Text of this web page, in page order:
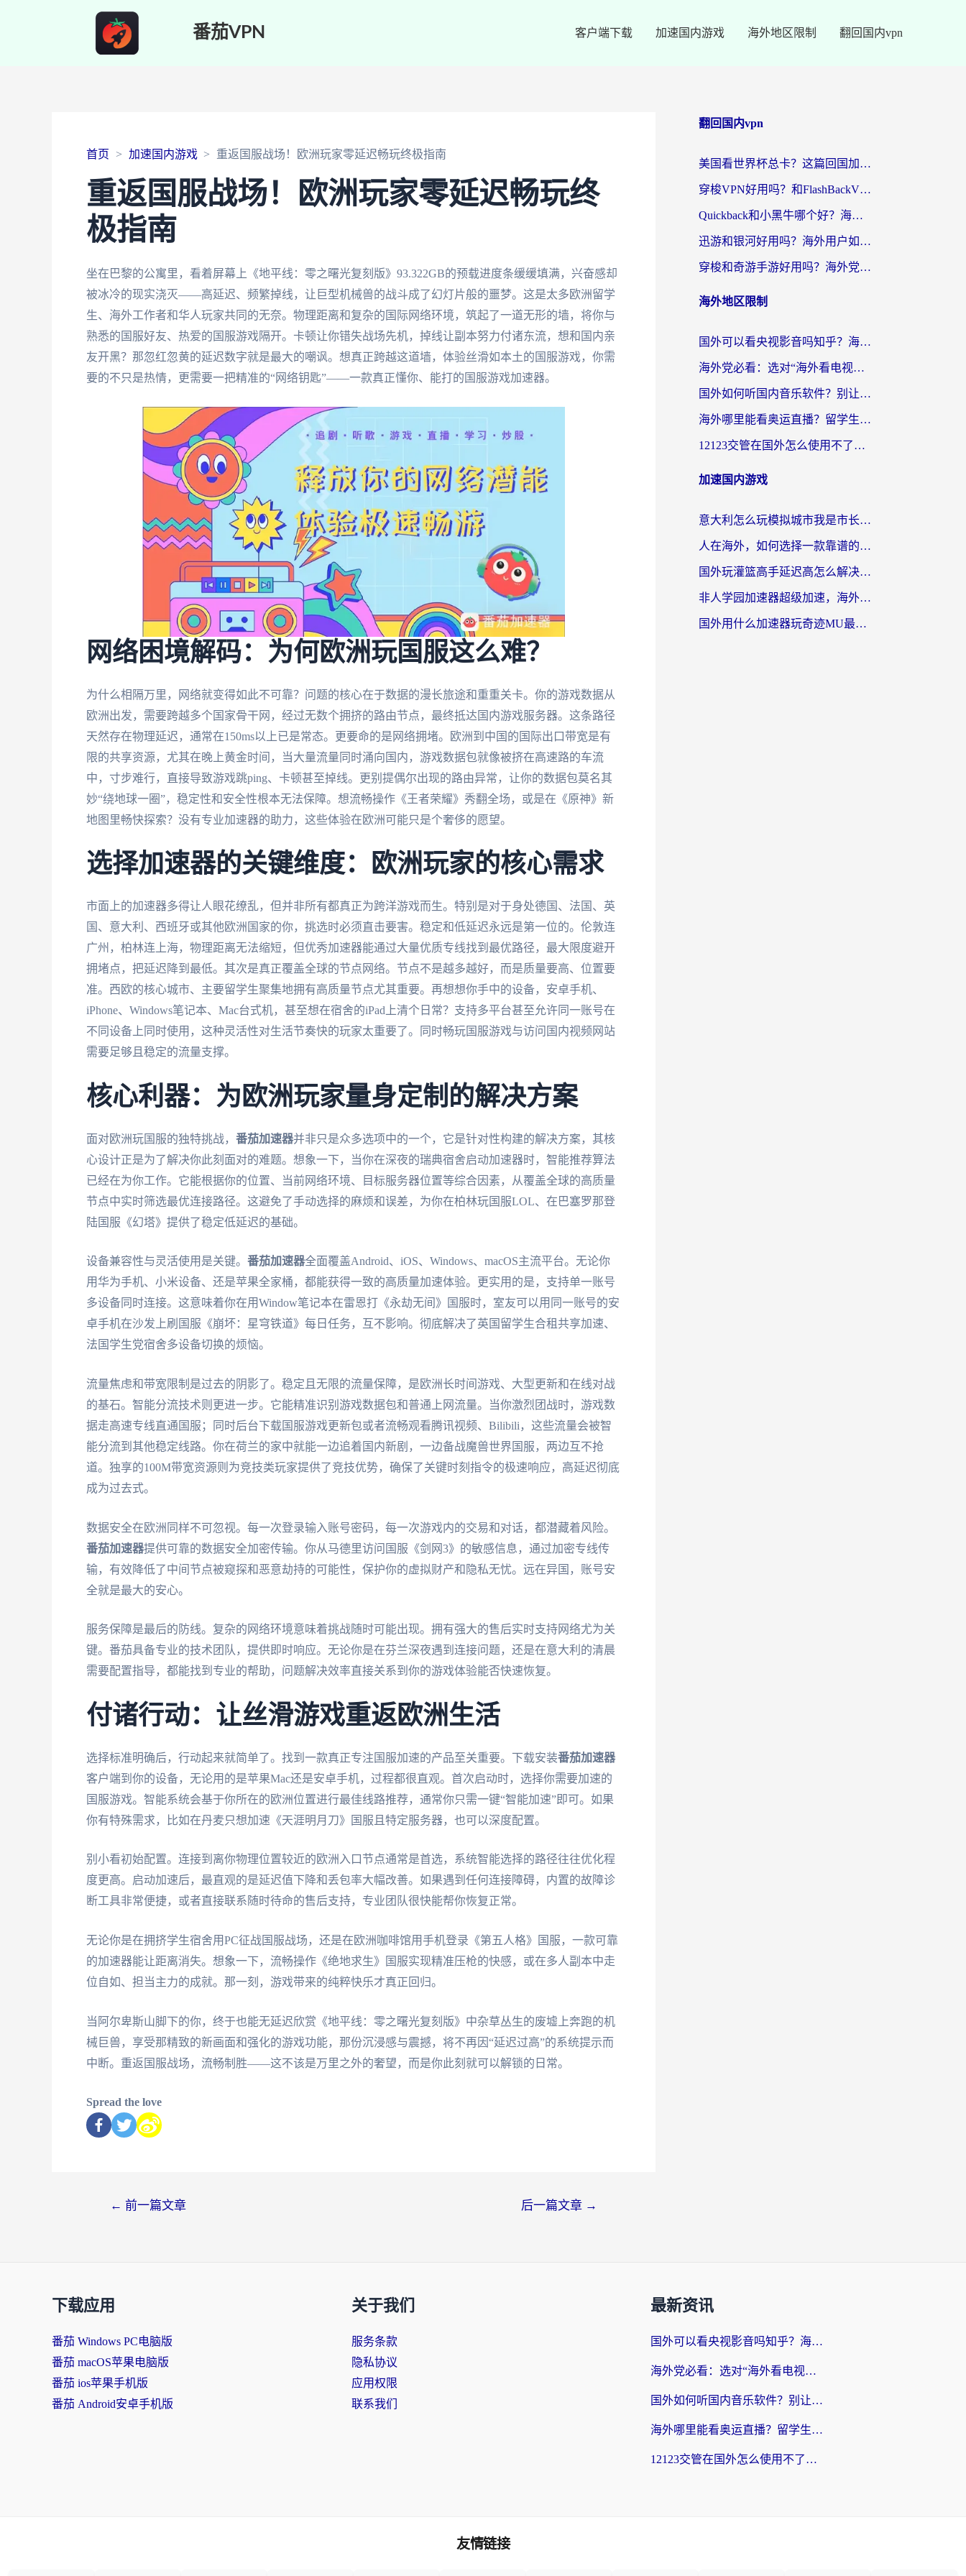
番茄VPN 客户端下载 加速国内游戏 海外地区限制 翻回国内vpn
首页 加速国内游戏 重返国服战场！欧洲玩家零延迟畅玩终极指南
重返国服战场！欧洲玩家零延迟畅玩终
极指南
坐在巴黎的公寓里，看着屏幕上《地平线：零之曙光复刻版》93.322GB的预载进度条缓缓填满，兴奋感却
被冰冷的现实浇灭——高延迟、频繁掉线，让巨型机械兽的战斗成了幻灯片般的噩梦。这是太多欧洲留学
生、海外工作者和华人玩家共同的无奈。物理距离和复杂的国际网络环境，筑起了一道无形的墙，将你与
熟悉的国服好友、热爱的国服游戏隔开。卡顿让你错失战场先机，掉线让副本努力付诸东流，想和国内亲
友开黑？那忽红忽黄的延迟数字就是最大的嘲讽。想真正跨越这道墙，体验丝滑如本土的国服游戏，你需
要的不只是热情，更需要一把精准的“网络钥匙”——一款真正懂你、能打的国服游戏加速器。
网络困境解码：为何欧洲玩国服这么难？
为什么相隔万里，网络就变得如此不可靠？问题的核心在于数据的漫长旅途和重重关卡。你的游戏数据从
欧洲出发，需要跨越多个国家骨干网，经过无数个拥挤的路由节点，最终抵达国内游戏服务器。这条路径
天然存在物理延迟，通常在150ms以上已是常态。更要命的是网络拥堵。欧洲到中国的国际出口带宽是有
限的共享资源，尤其在晚上黄金时间，当大量流量同时涌向国内，游戏数据包就像被挤在高速路的车流
中，寸步难行，直接导致游戏跳ping、卡顿甚至掉线。更别提偶尔出现的路由异常，让你的数据包莫名其
妙“绕地球一圈”，稳定性和安全性根本无法保障。想流畅操作《王者荣耀》秀翻全场，或是在《原神》新
地图里畅快探索？没有专业加速器的助力，这些体验在欧洲可能只是个奢侈的愿望。
选择加速器的关键维度：欧洲玩家的核心需求
市面上的加速器多得让人眼花缭乱，但并非所有都真正为跨洋游戏而生。特别是对于身处德国、法国、英
国、意大利、西班牙或其他欧洲国家的你，挑选时必须直击要害。稳定和低延迟永远是第一位的。伦敦连
广州，柏林连上海，物理距离无法缩短，但优秀加速器能通过大量优质专线找到最优路径，最大限度避开
拥堵点，把延迟降到最低。其次是真正覆盖全球的节点网络。节点不是越多越好，而是质量要高、位置要
准。西欧的核心城市、主要留学生聚集地拥有高质量节点尤其重要。再想想你手中的设备，安卓手机、
iPhone、Windows笔记本、Mac台式机，甚至想在宿舍的iPad上清个日常？支持多平台甚至允许同一账号在
不同设备上同时使用，这种灵活性对生活节奏快的玩家太重要了。同时畅玩国服游戏与访问国内视频网站
需要足够且稳定的流量支撑。
核心利器：为欧洲玩家量身定制的解决方案
面对欧洲玩国服的独特挑战， 番茄加速器并非只是众多选项中的一个，它是针对性构建的解决方案，其核
心设计正是为了解决你此刻面对的难题。想象一下，当你在深夜的瑞典宿舍启动加速器时，智能推荐算法
已经在为你工作。它能根据你的位置、当前网络环境、目标服务器位置等综合因素，从覆盖全球的高质量
节点中实时筛选最优连接路径。这避免了手动选择的麻烦和误差，为你在柏林玩国服LOL、在巴塞罗那登
陆国服《幻塔》提供了稳定低延迟的基础。
设备兼容性与灵活使用是关键。 番茄加速器全面覆盖Android、iOS、Windows、macOS主流平台。无论你
用华为手机、小米设备、还是苹果全家桶，都能获得一致的高质量加速体验。更实用的是，支持单一账号
多设备同时连接。这意味着你在用Window笔记本在雷恩打《永劫无间》国服时，室友可以用同一账号的安
卓手机在沙发上刷国服《崩坏：星穹铁道》每日任务，互不影响。彻底解决了英国留学生合租共享加速、
法国学生党宿舍多设备切换的烦恼。
流量焦虑和带宽限制是过去的阴影了。稳定且无限的流量保障，是欧洲长时间游戏、大型更新和在线对战
的基石。智能分流技术则更进一步。它能精准识别游戏数据包和普通上网流量。当你激烈团战时，游戏数
据走高速专线直通国服；同时后台下载国服游戏更新包或者流畅观看腾讯视频、Bilibili，这些流量会被智
能分流到其他稳定线路。你在荷兰的家中就能一边追着国内新剧，一边备战魔兽世界国服，两边互不抢
道。独享的100M带宽资源则为竞技类玩家提供了竞技优势，确保了关键时刻指令的极速响应，高延迟彻底
成为过去式。
数据安全在欧洲同样不可忽视。每一次登录输入账号密码，每一次游戏内的交易和对话，都潜藏着风险。
番茄加速器提供可靠的数据安全加密传输。你从马德里访问国服《剑网3》的敏感信息，通过加密专线传
输，有效降低了中间节点被窥探和恶意劫持的可能性，保护你的虚拟财产和隐私无忧。远在异国，账号安
全就是最大的安心。
服务保障是最后的防线。复杂的网络环境意味着挑战随时可能出现。拥有强大的售后实时支持网络尤为关
键。番茄具备专业的技术团队，提供即时响应。无论你是在芬兰深夜遇到连接问题，还是在意大利的清晨
需要配置指导，都能找到专业的帮助，问题解决效率直接关系到你的游戏体验能否快速恢复。
付诸行动：让丝滑游戏重返欧洲生活
选择标准明确后，行动起来就简单了。找到一款真正专注国服加速的产品至关重要。下载安装番茄加速器
客户端到你的设备，无论用的是苹果Mac还是安卓手机，过程都很直观。首次启动时，选择你需要加速的
国服游戏。智能系统会基于你所在的欧洲位置进行最佳线路推荐，通常你只需一键“智能加速”即可。如果
你有特殊需求，比如在丹麦只想加速《天涯明月刀》国服且特定服务器，也可以深度配置。
别小看初始配置。连接到离你物理位置较近的欧洲入口节点通常是首选，系统智能选择的路径往往优化程
度更高。启动加速后，最直观的是延迟值下降和丢包率大幅改善。如果遇到任何连接障碍，内置的故障诊
断工具非常便捷，或者直接联系随时待命的售后支持，专业团队很快能帮你恢复正常。
无论你是在拥挤学生宿舍用PC征战国服战场，还是在欧洲咖啡馆用手机登录《第五人格》国服，一款可靠
的加速器能让距离消失。想象一下，流畅操作《绝地求生》国服实现精准压枪的快感，或在多人副本中走
位自如、担当主力的成就。那一刻，游戏带来的纯粹快乐才真正回归。
当阿尔卑斯山脚下的你，终于也能无延迟欣赏《地平线：零之曙光复刻版》中杂草丛生的废墟上奔跑的机
械巨兽，享受那精致的新画面和强化的游戏功能，那份沉浸感与震撼，将不再因“延迟过高”的系统提示而
中断。重返国服战场，流畅制胜——这不该是万里之外的奢望，而是你此刻就可以解锁的日常。
Spread the love
← 前一篇文章 后一篇文章 →
翻回国内vpn
美国看世界杯总卡？这篇回国加速器指南帮你无缝刷国内资源（附苹果手机VPN设置步骤）
穿梭VPN好用吗？和FlashBackVPN对比哪个回国效果更好？
Quickback和小黑牛哪个好？海外党亲测指南，选对回国加速器秒回国内
迅游和银河好用吗？海外用户如何选择回国加速器实现无缝访问国内资源
穿梭和奇游手游好用吗？海外党亲测3款回国加速器，附蜜蜂加速器七天试用攻略
海外地区限制
国外可以看央视影音吗知乎？海外党亲测有效的回国加速方案
海外党必看：选对“海外看电视剧软件”，再也不用愁国内剧刷不了
国外如何听国内音乐软件？别让地域限制，断了你的中文歌单
海外哪里能看奥运直播？留学生&海外华人必看的体育赛事观赛终极指南
12123交管在国外怎么使用不了？海外华人必看的无缝访问国内资源指南
加速国内游戏
意大利怎么玩模拟城市我是市长？海外党国服游戏加速终极攻略（附三国3量子特攻解决办法）
人在海外，如何选择一款靠谱的玩剑灵2加速器？
国外玩灌篮高手延迟高怎么解决？海外玩家国服游戏加速终极指南
非人学园加速器超级加速，海外玩家重返国服的通行证
国外用什么加速器玩奇迹MU最好？2026海外玩家国服游戏加速全攻略
下载应用
番茄 Windows PC电脑版
番茄 macOS苹果电脑版
番茄 ios苹果手机版
番茄 Android安卓手机版
关于我们
服务条款
隐私协议
应用权限
联系我们
最新资讯
国外可以看央视影音吗知乎？海外党亲测有效的回国加速方案
海外党必看：选对“海外看电视剧软件”，再也不用愁国内剧刷不了
国外如何听国内音乐软件？别让地域限制，断了你的中文歌单
海外哪里能看奥运直播？留学生&海外华人必看的体育赛事观赛终极指南
12123交管在国外怎么使用不了？海外华人必看的无缝访问国内资源指南
友情链接